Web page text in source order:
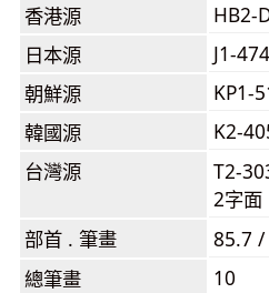
香港源
HB2-
日本源
J1-
朝鮮源
KP1-
韓國源
K2-
台灣源
T2-
2字面
部首 . 筆畫
85.7 /
總筆畫
10